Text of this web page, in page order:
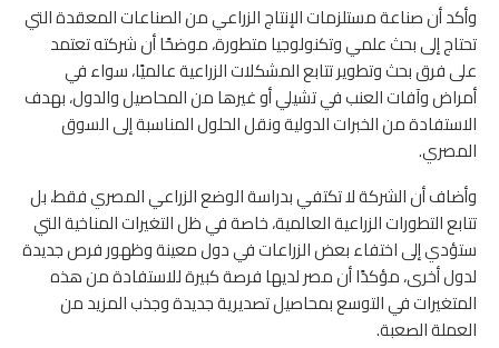
وأكد أن صناعة مستلزمات الإنتاج الزراعي من الصناعات المعقدة التي
تحتاج إلى بحث علمي وتكنولوجيا متطورة، موضحًا أن شركته تعتمد
على فرق بحث وتطوير تتابع المشكلات الزراعية عالميًا، سواء في
أمراض وآفات العنب في تشيلي أو غيرها من المحاصيل والدول، بهدف
الاستفادة من الخبرات الدولية ونقل الحلول المناسبة إلى السوق
المصري.
وأضاف أن الشركة لا تكتفي بدراسة الوضع الزراعي المصري فقط، بل
تتابع التطورات الزراعية العالمية، خاصة في ظل التغيرات المناخية التي
ستؤدي إلى اختفاء بعض الزراعات في دول معينة وظهور فرص جديدة
لدول أخرى، مؤكدًا أن مصر لديها فرصة كبيرة للاستفادة من هذه
المتغيرات في التوسع بمحاصيل تصديرية جديدة وجذب المزيد من
العملة الصعبة.